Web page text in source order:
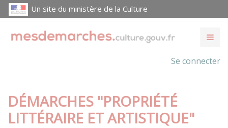
Un site du ministère de la Culture
Se connecter
DÉMARCHES "PROPRIÉTÉ
LITTÉRAIRE ET ARTISTIQUE"